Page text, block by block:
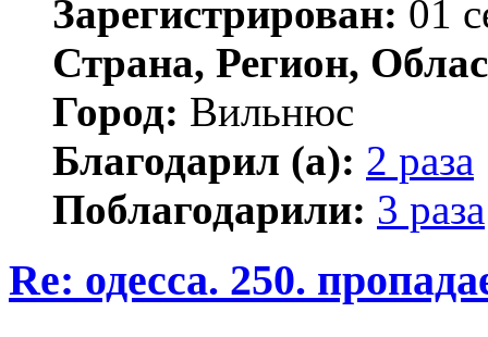
Зарегистрирован: 01
Страна, Регион,
Город: Вильнюс
Благодарил (а): 2 раза
Поблагодарили: 3 раза
Re: одесса. 250.